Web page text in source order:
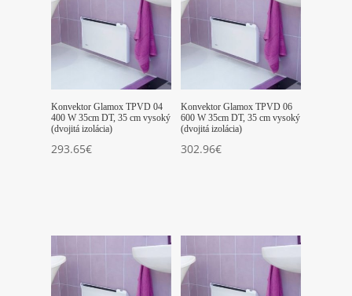
Konvektor Glamox TPVD 04
400 W 35cm DT, 35 cm vysoký
(dvojitá izolácia)
293.65€
Konvektor Glamox TPVD 06
600 W 35cm DT, 35 cm vysoký
(dvojitá izolácia)
302.96€